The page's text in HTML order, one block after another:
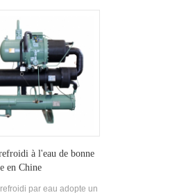
d'emballage refroidi à
compresseurs à double
équipés d'échangeurs
à tube à haute efficacité
et des échangeurs de
de récupération de
en fonction des
convient aux produits
électroniques, de
aliments, etc. 20°C.
à l'eau de bonne
en Chine
par eau adopte un